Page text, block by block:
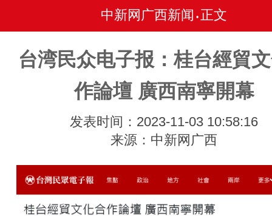
中新网广西新闻 • 正文
台湾民众电子报：桂台經貿
作論壇 廣西南寧開幕
发表时间：2023-11-03 10:58:16
来源：中新网广西